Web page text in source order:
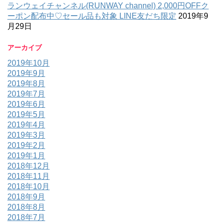
ランウェイチャンネル(RUNWAY channel) 2,000円OFFク
ーポン配布中♡セール品も対象 LINE友だち限定 2019年9
月29日
アーカイブ
2019年10月
2019年9月
2019年8月
2019年7月
2019年6月
2019年5月
2019年4月
2019年3月
2019年2月
2019年1月
2018年12月
2018年11月
2018年10月
2018年9月
2018年8月
2018年7月